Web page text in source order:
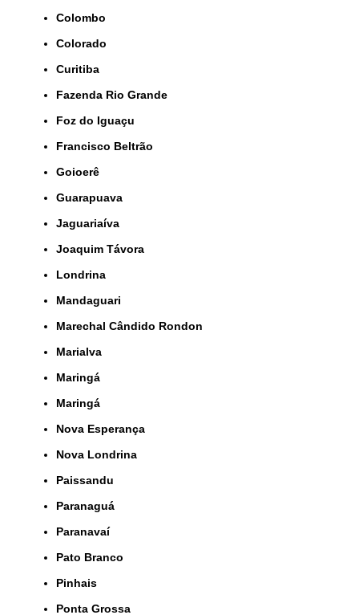
Colombo
Colorado
Curitiba
Fazenda Rio Grande
Foz do Iguaçu
Francisco Beltrão
Goioerê
Guarapuava
Jaguariaíva
Joaquim Távora
Londrina
Mandaguari
Marechal Cândido Rondon
Marialva
Maringá
Maringá
Nova Esperança
Nova Londrina
Paissandu
Paranaguá
Paranavaí
Pato Branco
Pinhais
Ponta Grossa